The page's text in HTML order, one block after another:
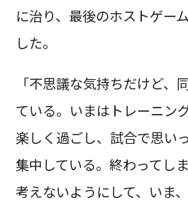
に治り、最後のホストゲー
した。
「不思議な気持ちだけど、
ている。いまはトレーニン
楽しく過ごし、試合で思い
集中している。終わってし
考えないようにして、いま